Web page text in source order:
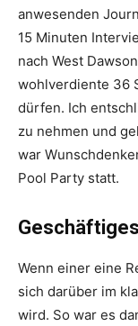
anwesenden
15 Minuten
nach West
wohlverdiente 36
dürfen. Ich
zu nehmen und
war
Pool Party statt.
Wenn einer eine
sich darüber im
wird. So war es